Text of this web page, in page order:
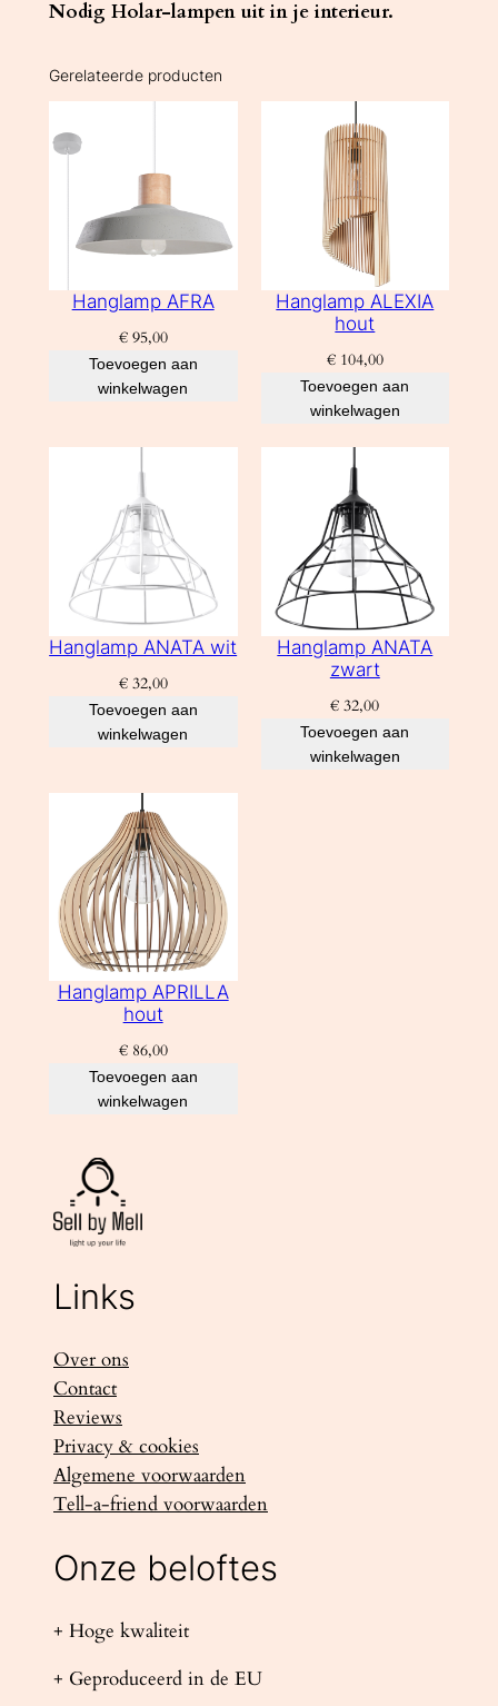
Nodig Holar-lampen uit in je interieur.
Gerelateerde producten
Hanglamp AFRA
€95,00
Toevoegen aan
winkelwagen
Hanglamp ALEXIA
hout
€104,00
Toevoegen aan
winkelwagen
Hanglamp ANATA wit
€32,00
Toevoegen aan
winkelwagen
Hanglamp ANATA
zwart
€ 32,00
Toevoegen aan
winkelwagen
Hanglamp APRILLA
hout
€86,00
Toevoegen aan
winkelwagen
Links
Over ons
Contact
Reviews
Privacy & cookies
Algemene voorwaarden
Tell-a-friend voorwaarden
Onze beloftes
+ Hoge kwaliteit
+ Geproduceerd in de EU